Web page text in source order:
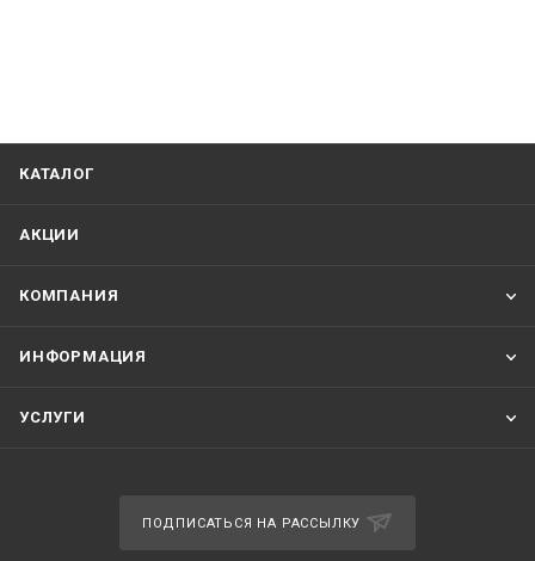
КАТАЛОГ
АКЦИИ
КОМПАНИЯ
ИНФОРМАЦИЯ
УСЛУГИ
ПОДПИСАТЬСЯ НА РАССЫЛКУ